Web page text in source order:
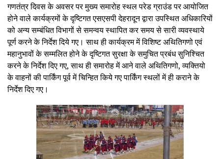
गणतंत्र दिवस के अवसर पर मुख्य समारोह स्थल परेड ग्राउंड पर आयोजित
होने वाले कार्यक्रमों के दृष्टिगत एसएसपी देहरादून द्वारा उपस्थित अधिकारियों
को अन्य सम्बंधित विभागों से समन्वय स्थापित कर समय से सारी व्यवस्थाये
पूर्ण करने के निर्देश दिये गए। साथ ही कार्यक्रम में विशिष्ट अथितिगणो एवं
महानुभावों के सम्मलित होने के दृष्टिगत सुरक्षा के समुचित प्रबंध सुनिश्चित
करने के निर्देश दिए गए, साथ ही समारोह में आने वाले अथितिगणो, व्यक्तियो
के वाहनों की पार्किंग पूर्व में चिन्हित किये गए पार्किंग स्थलों में ही कराने के
निर्देश दिए गए।